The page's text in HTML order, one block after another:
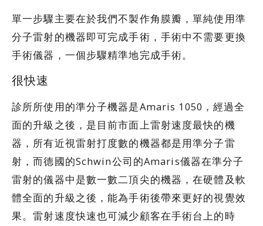
單一步驟主要在於我們不製作角膜瓣，單純使用準
分子雷射的機器即可完成手術，手術中不需要更換
手術儀器，一個步驟精準地完成手術。
很快速
診所所使用的準分子機器是Amaris 1050，經過全
面的升級之後，是目前市面上雷射速度最快的機
器，所有近視雷射打度數的機器都是用準分子雷
射，而德國的Schwin公司的Amaris儀器在準分子
雷射的儀器中是數一數二頂尖的機器，在硬體及軟
體全面的升級之後，能為手術後帶來更好的視覺效
果。雷射速度快速也可減少顧客在手術台上的時